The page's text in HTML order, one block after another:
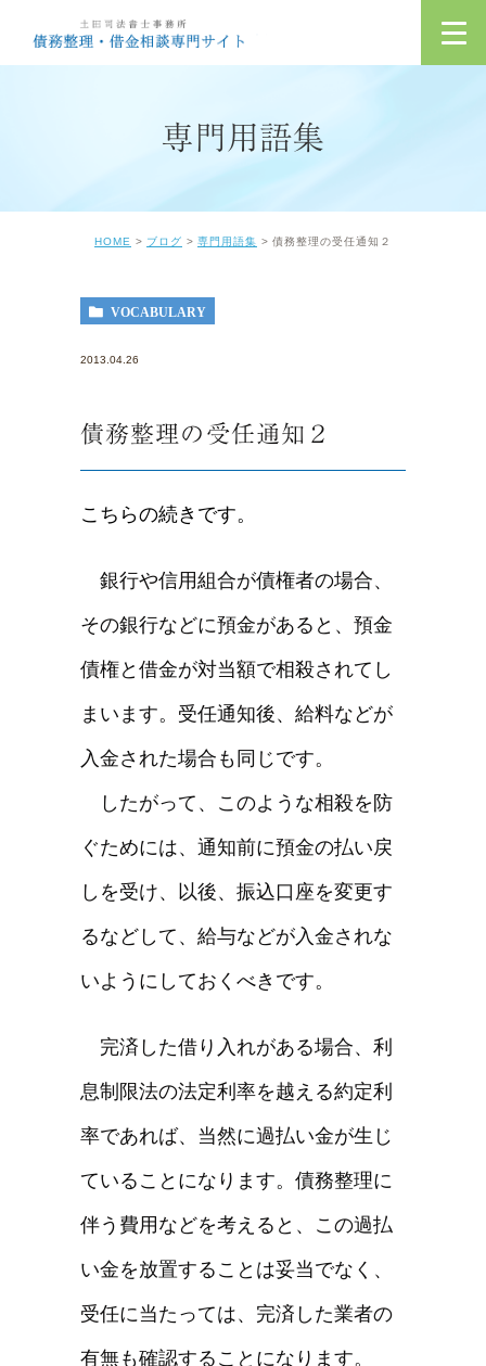
専門用語集
HOME ブログ 専門用語集 債務整理の受任通知２
VOCABULARY
2013.04.26
債務整理の受任通知２
こちらの続きです。
銀行や信用組合が債権者の場合、
その銀行などに預金があると、預金
債権と借金が対当額で相殺されてし
まいます。受任通知後、給料などが
入金された場合も同じです。
したがって、このような相殺を防
ぐためには、通知前に預金の払い戻
しを受け、以後、振込口座を変更す
るなどして、給与などが入金されな
いようにしておくべきです。
完済した借り入れがある場合、利
息制限法の法定利率を越える約定利
率であれば、当然に過払い金が生じ
ていることになります。債務整理に
伴う費用などを考えると、この過払
い金を放置することは妥当でなく、
受任に当たっては、完済した業者の
有無も確認することになります。